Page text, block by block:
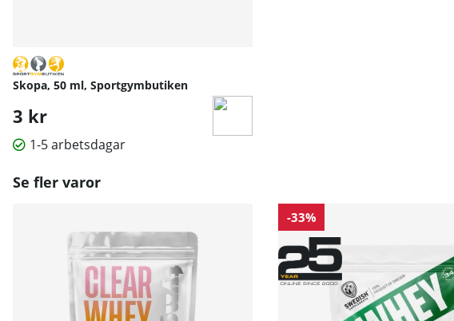
Skopa, 50 ml, Sportgymbutiken
3 kr
1-5 arbetsdagar
Se fler varor
-33%